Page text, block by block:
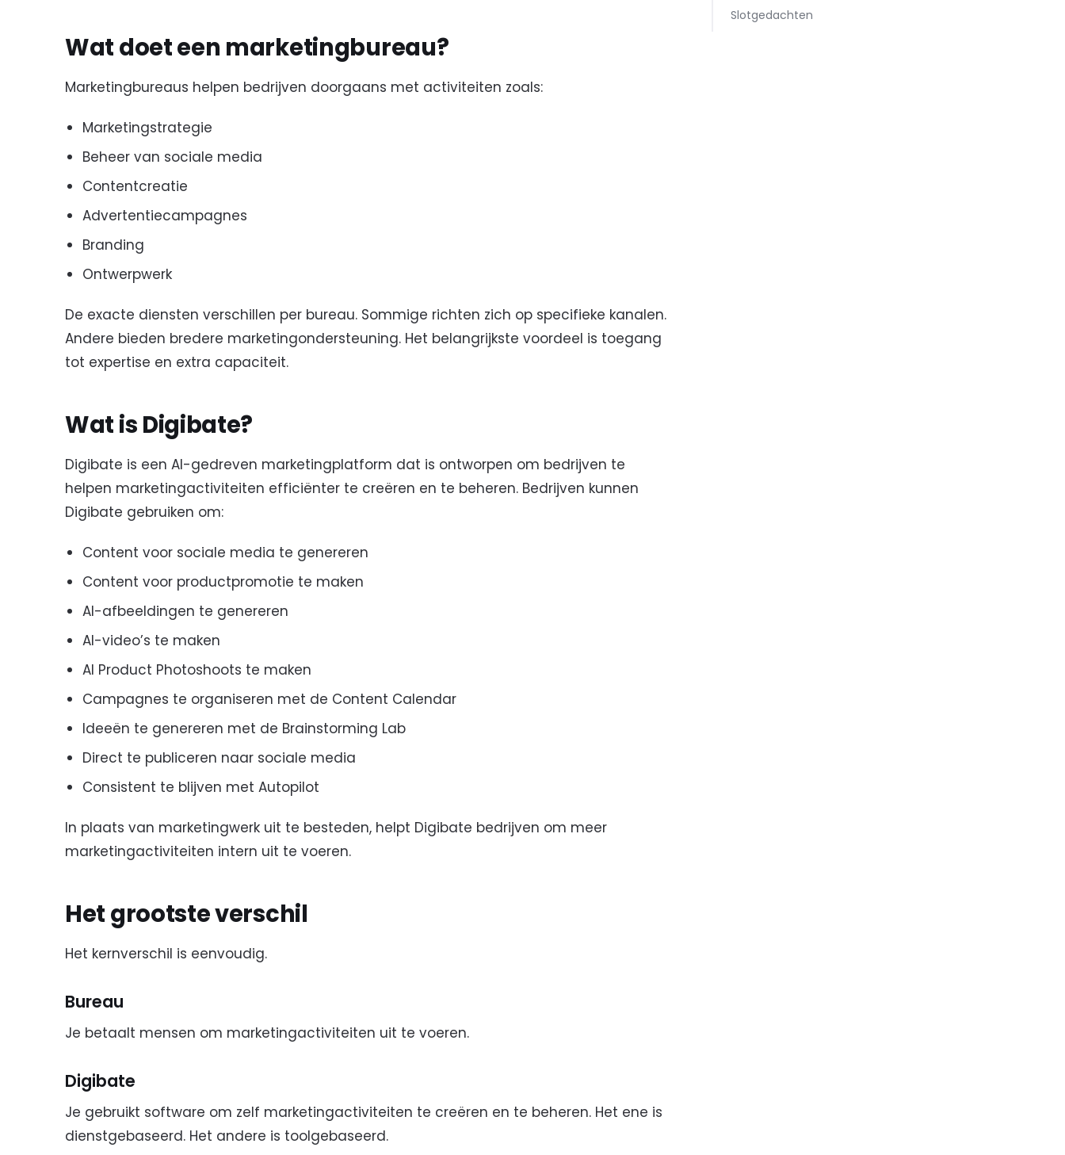
Slotgedachten
Wat doet een marketingbureau?
Marketingbureaus helpen bedrijven doorgaans met activiteiten zoals:
Marketingstrategie
Beheer van sociale media
Contentcreatie
Advertentiecampagnes
Branding
Ontwerpwerk
De exacte diensten verschillen per bureau. Sommige richten zich op specifieke kanalen.
Andere bieden bredere marketingondersteuning. Het belangrijkste voordeel is toegang
tot expertise en extra capaciteit.
Wat is Digibate?
Digibate is een AI-gedreven marketingplatform dat is ontworpen om bedrijven te
helpen marketingactiviteiten efficiënter te creëren en te beheren. Bedrijven kunnen
Digibate gebruiken om:
Content voor sociale media te genereren
Content voor productpromotie te maken
AI-afbeeldingen te genereren
AI-video’s te maken
AI Product Photoshoots te maken
Campagnes te organiseren met de Content Calendar
Ideeën te genereren met de Brainstorming Lab
Direct te publiceren naar sociale media
Consistent te blijven met Autopilot
In plaats van marketingwerk uit te besteden, helpt Digibate bedrijven om meer
marketingactiviteiten intern uit te voeren.
Het grootste verschil
Het kernverschil is eenvoudig.
Bureau
Je betaalt mensen om marketingactiviteiten uit te voeren.
Digibate
Je gebruikt software om zelf marketingactiviteiten te creëren en te beheren. Het ene is
dienstgebaseerd. Het andere is toolgebaseerd.